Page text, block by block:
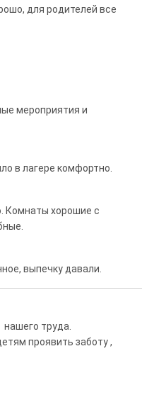
для родителей все
мероприятия и
в лагере комфортно.
Комнаты хорошие с
выпечку давали.
труда.
проявить заботу ,